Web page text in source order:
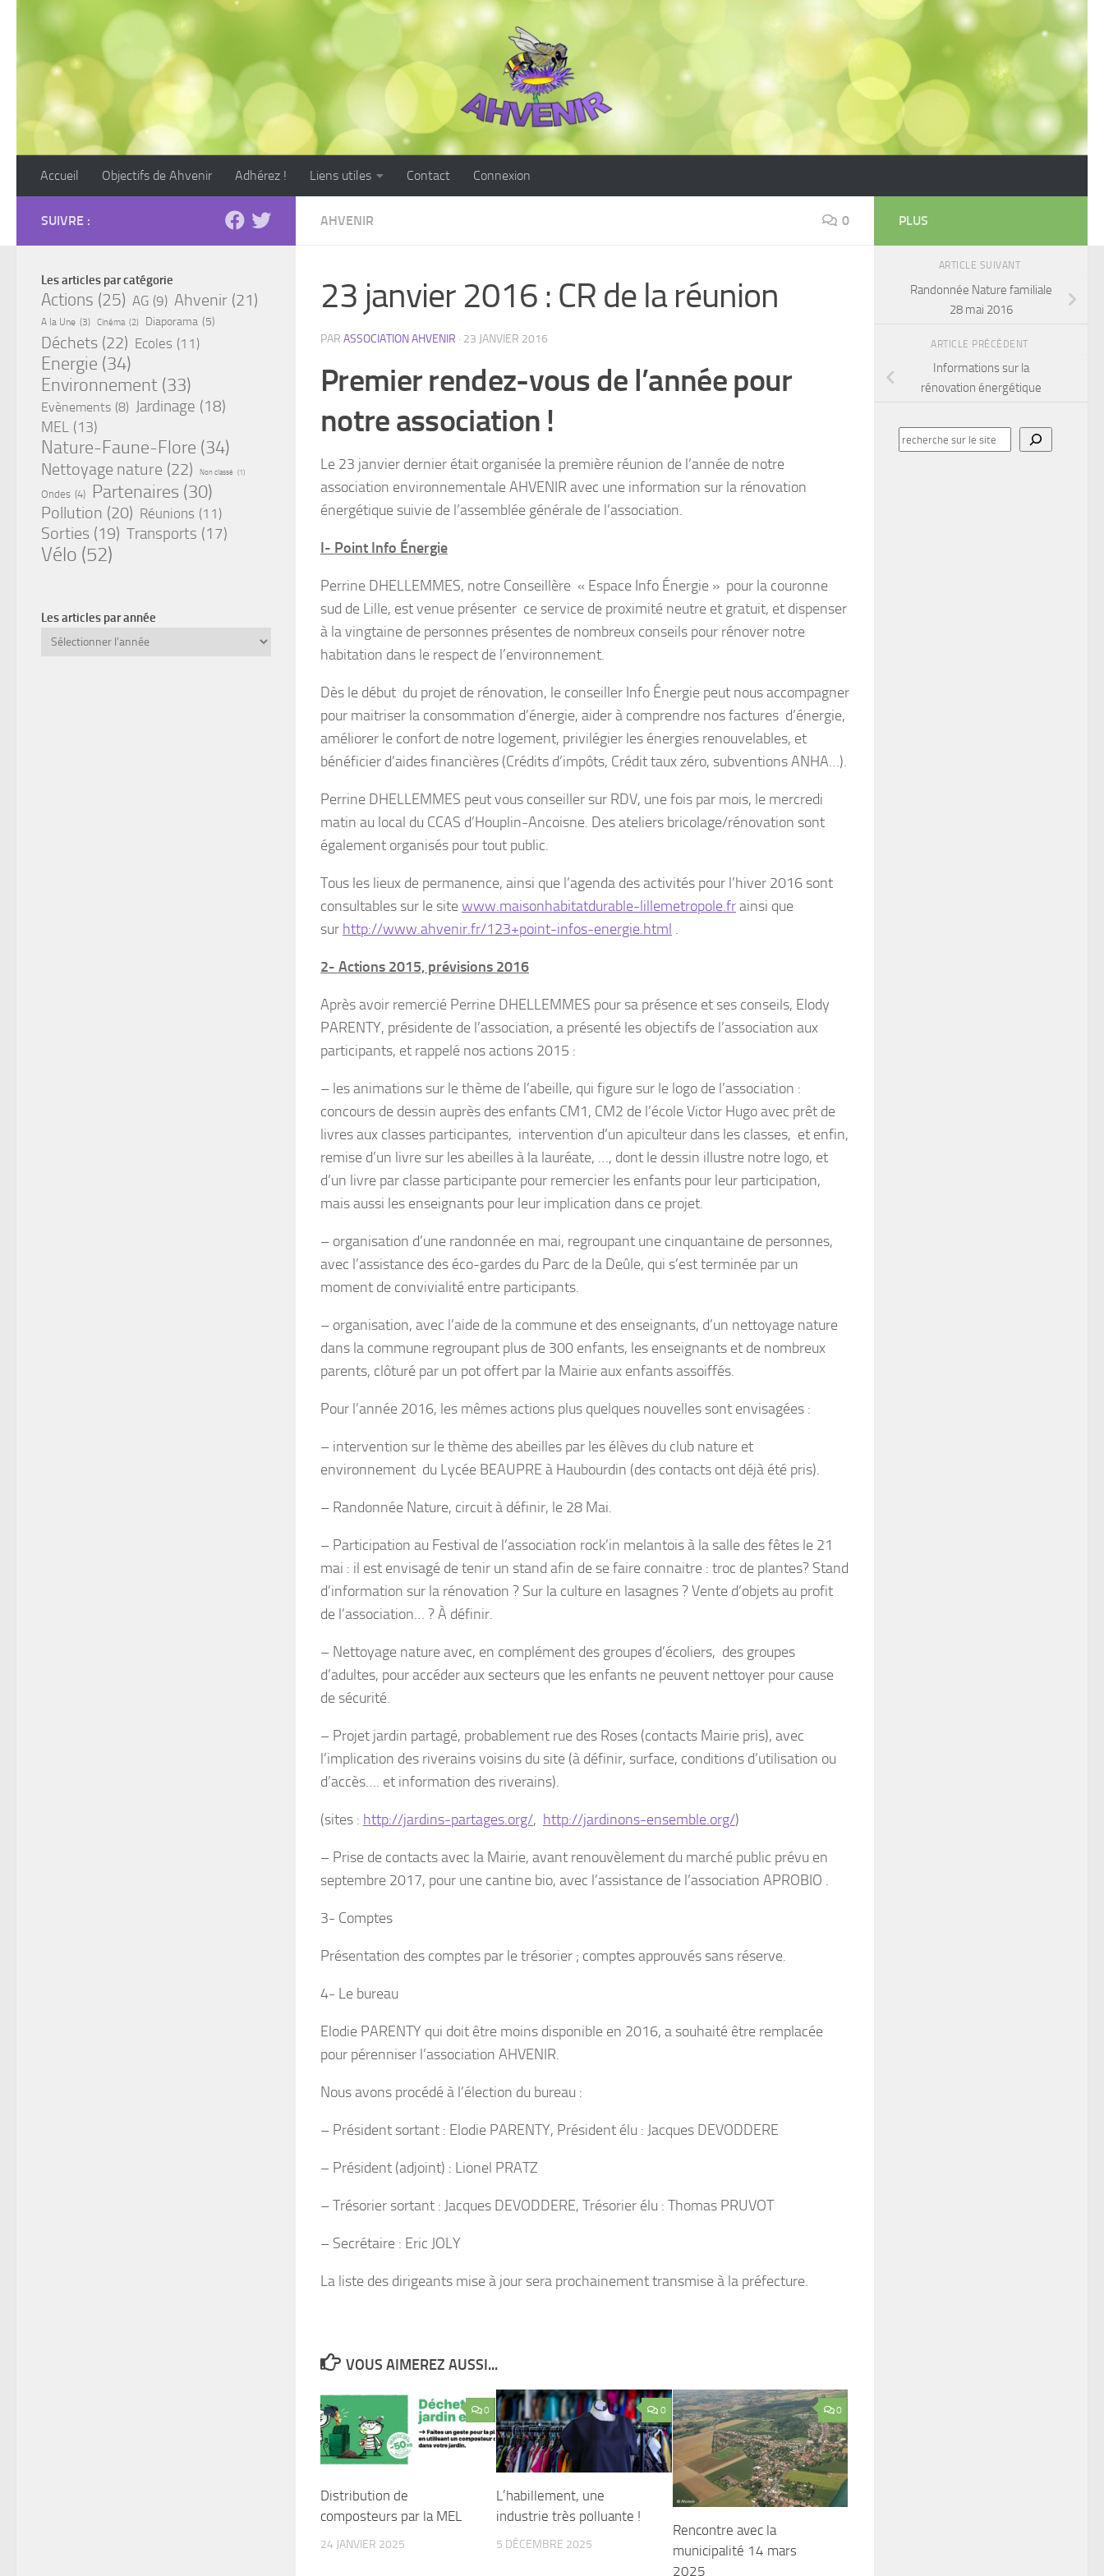
Skip to content
Accueil Objectifs de Ahvenir Adhérez ! Liens utiles Contact Connexion
AHVENIR 0
23 janvier 2016 : CR de la réunion
PAR ASSOCIATION AHVENIR · 23 JANVIER 2016
Premier rendez-vous de l’année pour
notre association !
Le 23 janvier dernier était organisée la première réunion de l’année de notre
association environnementale AHVENIR avec une information sur la rénovation
énergétique suivie de l’assemblée générale de l’association.
I- Point Info Énergie
Perrine DHELLEMMES, notre Conseillère « Espace Info Énergie » pour la couronne
sud de Lille, est venue présenter ce service de proximité neutre et gratuit, et dispenser
à la vingtaine de personnes présentes de nombreux conseils pour rénover notre
habitation dans le respect de l’environnement.
Dès le début du projet de rénovation, le conseiller Info Énergie peut nous accompagner
pour maitriser la consommation d’énergie, aider à comprendre nos factures d’énergie,
améliorer le confort de notre logement, privilégier les énergies renouvelables, et
bénéficier d’aides financières (Crédits d’impôts, Crédit taux zéro, subventions ANHA…).
Perrine DHELLEMMES peut vous conseiller sur RDV, une fois par mois, le mercredi
matin au local du CCAS d’Houplin-Ancoisne. Des ateliers bricolage/rénovation sont
également organisés pour tout public.
Tous les lieux de permanence, ainsi que l’agenda des activités pour l’hiver 2016 sont
consultables sur le sitewww.maisonhabitatdurable-lillemetropole.frainsi que
sur http://www.ahvenir.fr/123+point-infos-energie.html .
2- Actions 2015, prévisions 2016
Après avoir remercié Perrine DHELLEMMES pour sa présence et ses conseils, Elody
PARENTY, présidente de l’association, a présenté les objectifs de l’association aux
participants, et rappelé nos actions 2015 :
– les animations sur le thème de l’abeille, qui figure sur le logo de l’association :
concours de dessin auprès des enfants CM1, CM2 de l’école Victor Hugo avec prêt de
livres aux classes participantes, intervention d’un apiculteur dans les classes, et enfin,
remise d’un livre sur les abeilles à la lauréate, …, dont le dessin illustre notre logo, et
d’un livre par classe participante pour remercier les enfants pour leur participation,
mais aussi les enseignants pour leur implication dans ce projet.
– organisation d’une randonnée en mai, regroupant une cinquantaine de personnes,
avec l’assistance des éco-gardes du Parc de la Deûle, qui s’est terminée par un
moment de convivialité entre participants.
– organisation, avec l’aide de la commune et des enseignants, d’un nettoyage nature
dans la commune regroupant plus de 300 enfants, les enseignants et de nombreux
parents, clôturé par un pot offert par la Mairie aux enfants assoiffés.
Pour l’année 2016, les mêmes actions plus quelques nouvelles sont envisagées :
– intervention sur le thème des abeilles par les élèves du club nature et
environnement du Lycée BEAUPRE à Haubourdin (des contacts ont déjà été pris).
– Randonnée Nature, circuit à définir, le 28 Mai.
– Participation au Festival de l’association rock’in melantois à la salle des fêtes le 21
mai : il est envisagé de tenir un stand afin de se faire connaitre : troc de plantes? Stand
d’information sur la rénovation ? Sur la culture en lasagnes ? Vente d’objets au profit
de l’association… ? À définir.
– Nettoyage nature avec, en complément des groupes d’écoliers, des groupes
d’adultes, pour accéder aux secteurs que les enfants ne peuvent nettoyer pour cause
de sécurité.
– Projet jardin partagé, probablement rue des Roses (contacts Mairie pris), avec
l’implication des riverains voisins du site (à définir, surface, conditions d’utilisation ou
d’accès…. et information des riverains).
(sites : http://jardins-partages.org/, http://jardinons-ensemble.org/)
– Prise de contacts avec la Mairie, avant renouvèlement du marché public prévu en
septembre 2017, pour une cantine bio, avec l’assistance de l’association APROBIO .
3- Comptes
Présentation des comptes par le trésorier ; comptes approuvés sans réserve.
4- Le bureau
Elodie PARENTY qui doit être moins disponible en 2016, a souhaité être remplacée
pour pérenniser l’association AHVENIR.
Nous avons procédé à l’élection du bureau :
– Président sortant : Elodie PARENTY, Président élu : Jacques DEVODDERE
– Président (adjoint) : Lionel PRATZ
– Trésorier sortant : Jacques DEVODDERE, Trésorier élu : Thomas PRUVOT
– Secrétaire : Eric JOLY
La liste des dirigeants mise à jour sera prochainement transmise à la préfecture.
VOUS AIMEREZ AUSSI...
0
Distribution de
composteurs par la MEL
24 JANVIER 2025
0
L’habillement, une
industrie très polluante !
5 DÉCEMBRE 2025
0
Rencontre avec la
municipalité 14 mars
2025
SUIVRE :
Les articles par catégorie
Actions (25) AG (9) Ahvenir (21)
A la Une (3) Cinéma (2) Diaporama (5)
Déchets (22) Ecoles (11)
Energie (34)
Environnement (33)
Evènements (8) Jardinage (18)
MEL (13)
Nature-Faune-Flore (34)
Nettoyage nature (22) Non classé (1)
Ondes (4) Partenaires (30)
Pollution (20) Réunions (11)
Sorties (19) Transports (17)
Vélo (52)
Les articles par année
Archives
PLUS
ARTICLE SUIVANT
Randonnée Nature familiale
28 mai 2016
ARTICLE PRÉCÉDENT
Informations sur la
rénovation énergétique
Rechercher
sur